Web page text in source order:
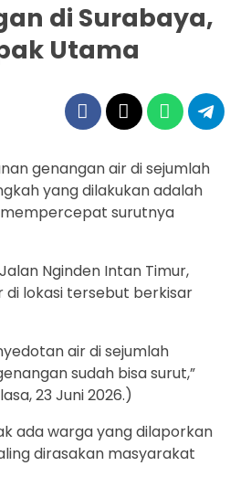
di Surabaya,
Utama
genangan air di sejumlah
yang dilakukan adalah
surutnya
Nginden Intan Timur,
di lokasi tersebut berkisar
air di sejumlah
sudah bisa surut,”
23 Juni 2026.)
ada warga yang dilaporkan
dirasakan masyarakat